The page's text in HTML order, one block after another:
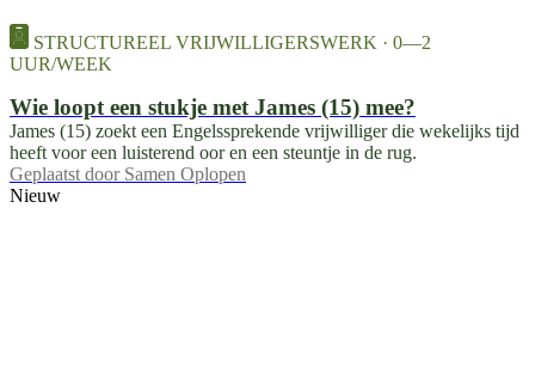
STRUCTUREEL VRIJWILLIGERSWERK · 0—2
UUR/WEEK
Wie loopt een stukje met James (15) mee?
James (15) zoekt een Engelssprekende vrijwilliger die wekelijks tijd
heeft voor een luisterend oor en een steuntje in de rug.
Geplaatst door Samen Oplopen
Nieuw